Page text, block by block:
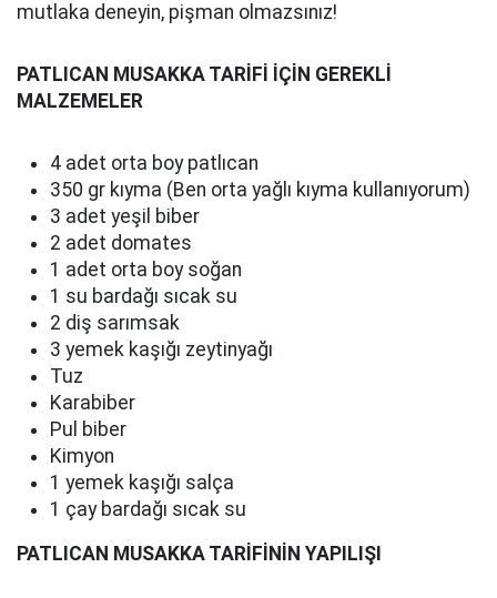
mutlaka deneyin, pişman olmazsınız!
PATLICAN MUSAKKA TARİFİ İÇİN GEREKLİ
MALZEMELER
4 adet orta boy patlıcan
350 gr kıyma (Ben orta yağlı kıyma kullanıyorum)
3 adet yeşil biber
2 adet domates
1 adet orta boy soğan
1 su bardağı sıcak su
2 diş sarımsak
3 yemek kaşığı zeytinyağı
Tuz
Karabiber
Pul biber
Kimyon
1 yemek kaşığı salça
1 çay bardağı sıcak su
PATLICAN MUSAKKA TARİFİNİN YAPILIŞI